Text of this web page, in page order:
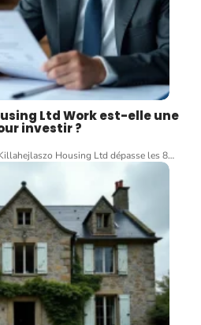
Ltd Work est-elle une
investir ?
Housing Ltd dépasse les 8…